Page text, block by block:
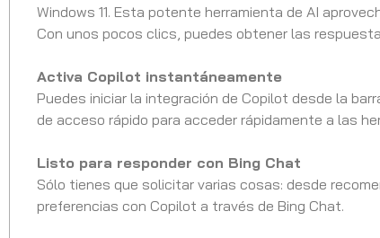
Windows 11. Esta potente herramienta de AI
Con unos pocos clics, puedes obtener las
Activa Copilot instantáneamente
Puedes iniciar la integración de Copilot desde la
de acceso rápido para acceder rápidamente a las
Listo para responder con Bing Chat
Sólo tienes que solicitar varias cosas: desde
preferencias con Copilot a través de Bing Chat.